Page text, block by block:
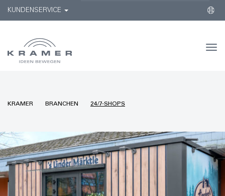
KUNDENSERVICE
KRAMER BRANCHEN 24/7-SHOPS